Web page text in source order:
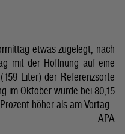
etwas zugelegt, nach
mit der Hoffnung auf eine
Liter) der Referenzsorte
im Oktober wurde bei 80,15
höher als am Vortag.
APA